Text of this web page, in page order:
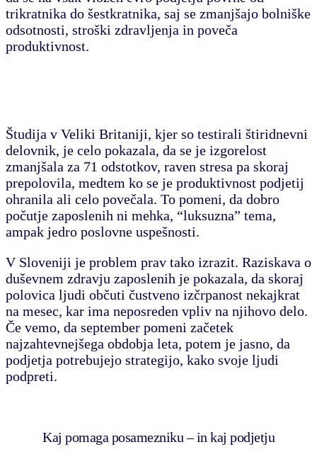
trikratnika do šestkratnika, saj se zmanjšajo bolniške
odsotnosti, stroški zdravljenja in poveča
produktivnost.
Študija v Veliki Britaniji, kjer so testirali štiridnevni
delovnik, je celo pokazala, da se je izgorelost
zmanjšala za 71 odstotkov, raven stresa pa skoraj
prepolovila, medtem ko se je produktivnost podjetij
ohranila ali celo povečala. To pomeni, da dobro
počutje zaposlenih ni mehka, “luksuzna” tema,
ampak jedro poslovne uspešnosti.
V Sloveniji je problem prav tako izrazit. Raziskava o
duševnem zdravju zaposlenih je pokazala, da skoraj
polovica ljudi občuti čustveno izčrpanost nekajkrat
na mesec, kar ima neposreden vpliv na njihovo delo.
Če vemo, da september pomeni začetek
najzahtevnejšega obdobja leta, potem je jasno, da
podjetja potrebujejo strategijo, kako svoje ljudi
podpreti.
Kaj pomaga posamezniku – in kaj podjetju